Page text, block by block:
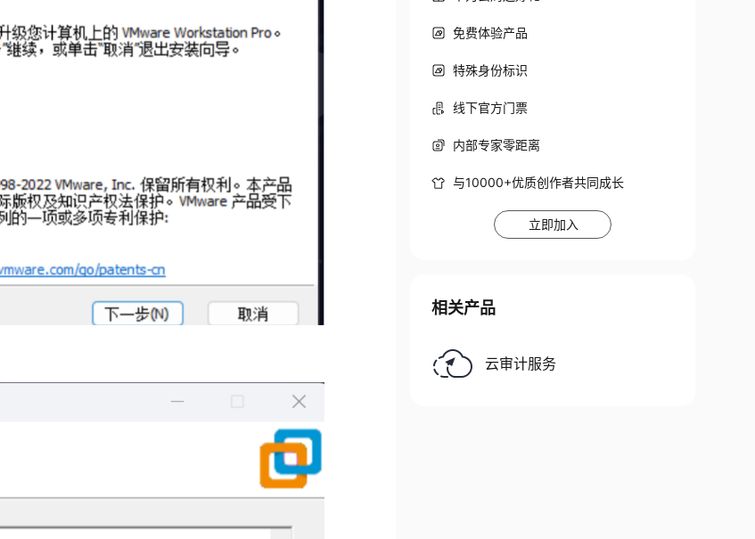
免费体验产品
特殊身份标识
线下官方门票
内部专家零距离
与10000+优质创作者共同成长
立即加入
相关产品
云审计服务